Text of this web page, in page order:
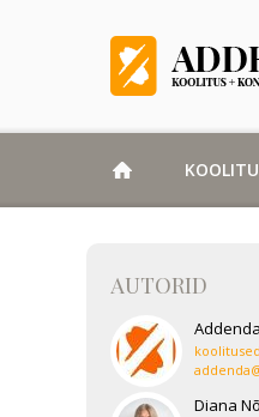
AUTORID
Addenda
koolitused
Diana